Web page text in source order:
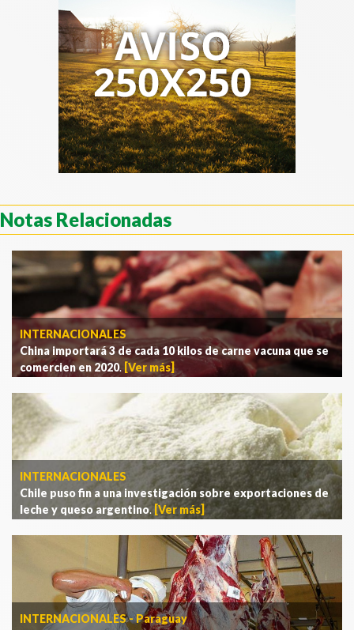
Notas Relacionadas
INTERNACIONALES
China importará 3 de cada 10 kilos de carne vacuna que se
comercien en 2020. [Ver más]
INTERNACIONALES
Chile puso fin a una investigación sobre exportaciones de
leche y queso argentino.[Ver más]
INTERNACIONALES - Paraguay